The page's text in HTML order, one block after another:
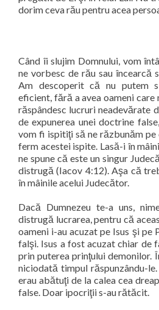
dorim ceva rău pentru acea
Când îi slujim Domnului, vom
ne vorbesc de rău sau încearcă
Am descoperit că nu putem
eficient, fără a avea oameni care
răspândesc lucruri neadevărate
de expunerea unei doctrine
vom fi ispitiţi să ne răzbunăm
ferm acestei ispite. Lasă-i în
ne spune că este un singur
distrugă (Iacov 4:12). Aşa că
în mâinile acelui Judecător.
Dacă Dumnezeu te-a uns,
distrugă lucrarea, pentru că
oameni i-au acuzat pe Isus şi pe
falşi. Isus a fost acuzat chiar de
prin puterea prinţului demonilor.
niciodată timpul răspunzându-
erau abătuţi de la calea cea
false. Doar ipocriţii s-au rătăcit.